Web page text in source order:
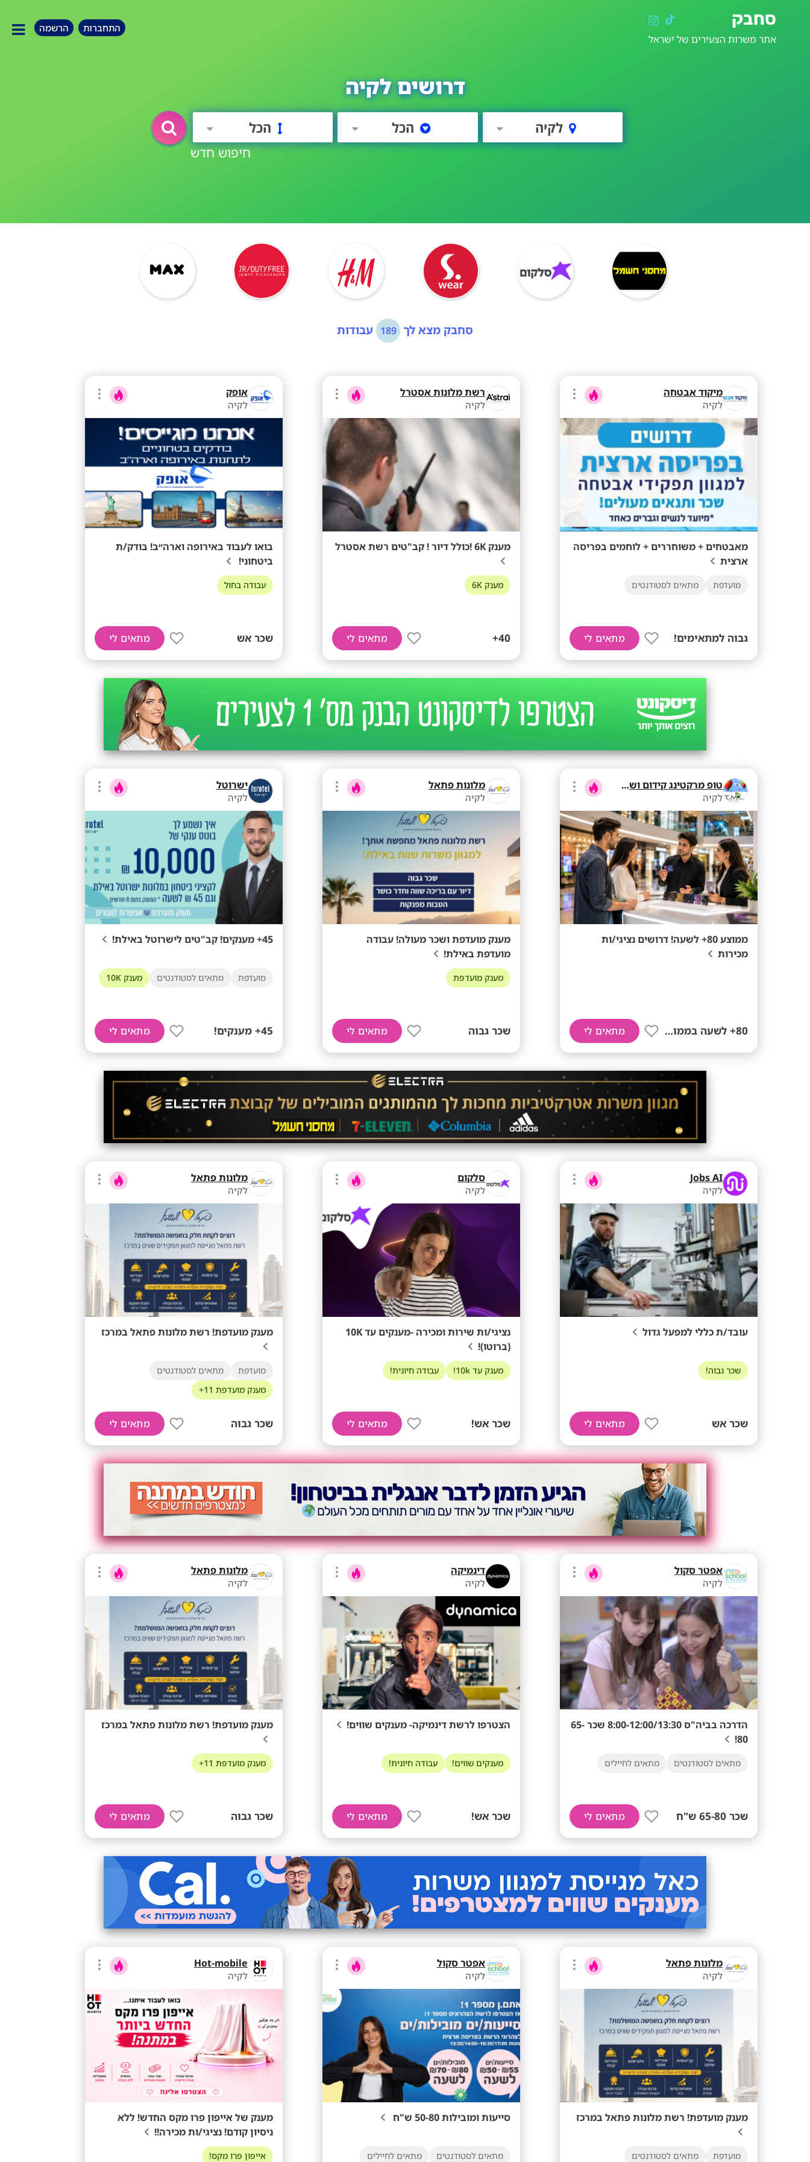
סחבק
אתר משרות הצעירים של ישראל
התחברות הרשמה
דרושים לקיה
לקיה הכל הכל
חיפוש חדש
סחבק מצא לך 189 עבודות
מיקוד אבטחה
לקיה
מאבטחים + משוחררים + לוחמים בפריסה
ארצית
מועדפת מתאים לסטודנטים
גבוה למתאימים! מתאים לי
רשת מלונות אסטרל
לקיה
מענק 6K !כולל דיור ! קב"טים רשת אסטרל
מענק 6K
40+ מתאים לי
אופק
לקיה
בואו לעבוד באירופה וארה״ב! בודק/ת
ביטחוני!
עבודה בחול
שכר אש מתאים לי
טופ מרקטינג קידום ושיווק בע"מ
לקיה
ממוצע 80+ לשעה! דרושים נציגי/ות
מכירות
80+ לשעה בממוצע מתאים לי
מלונות פתאל
לקיה
מענק מועדפת ושכר מעולה! עבודה
מועדפת באילת!
מענק מועדפת
שכר גבוה מתאים לי
ישרוטל
לקיה
45+ מענקים! קב"טים לישרוטל באילת!
מועדפת מתאים לסטודנטים מענק 10K
45+ מענקים! מתאים לי
Jobs AI
לקיה
עובד/ת כללי למפעל גדול
שכר גבוה!
שכר אש מתאים לי
סלקום
לקיה
נציגי/ות שירות ומכירה -מענקים עד 10K
(ברוטו)!
מענק עד 10k! עבודה חיונית!
שכר אש! מתאים לי
מלונות פתאל
לקיה
מענק מועדפת! רשת מלונות פתאל במרכז
מועדפת
מתאים לסטודנטים
מענק מועדפת 11+
שכר גבוה מתאים לי
אפטר סקול
לקיה
הדרכה בביה"ס 8:00-12:00/13:30 שכר 65-
80!
מתאים לסטודנטים מתאים לחיילים
שכר 65-80 ש"ח מתאים לי
דינמיקה
לקיה
הצטרפו לרשת דינמיקה- מענקים שווים!
מענקים שווים! עבודה חיונית!
שכר אש! מתאים לי
מלונות פתאל
לקיה
מענק מועדפת! רשת מלונות פתאל במרכז
מענק מועדפת 11+
שכר גבוה מתאים לי
מלונות פתאל
לקיה
מענק מועדפת! רשת מלונות פתאל במרכז
מועדפת מתאים לסטודנטים
אפטר סקול
לקיה
סייעות ומובילות 50-80 ש"ח
מתאים לסטודנטים מתאים לחיילים
Hot-mobile
לקיה
מענק של אייפון פרו מקס החדש! ללא
ניסיון קודם! נציגי/ות מכירה!!
אייפון פרו מקס!